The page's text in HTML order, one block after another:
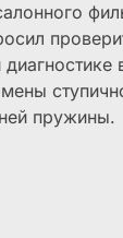
пружины.